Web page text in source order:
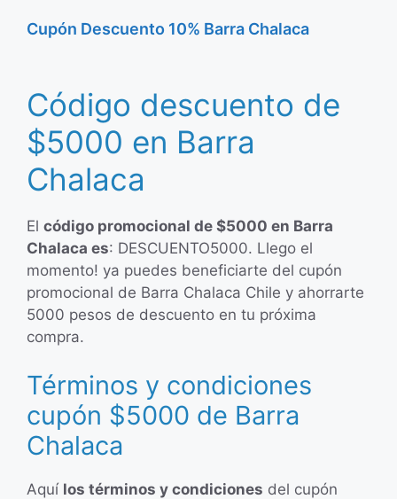
Cupón Descuento 10% Barra Chalaca
Código descuento de
$5000 en Barra
Chalaca
El código promocional de $5000 en Barra
Chalaca es: DESCUENTO5000. Llego el
momento! ya puedes beneficiarte del cupón
promocional de Barra Chalaca Chile y ahorrarte
5000 pesos de descuento en tu próxima
compra.
Términos y condiciones
cupón $5000 de Barra
Chalaca
Aquí los términos y condiciones del cupón